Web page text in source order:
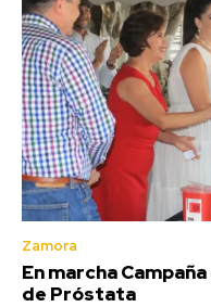
Zamora
En marcha
de Próstata